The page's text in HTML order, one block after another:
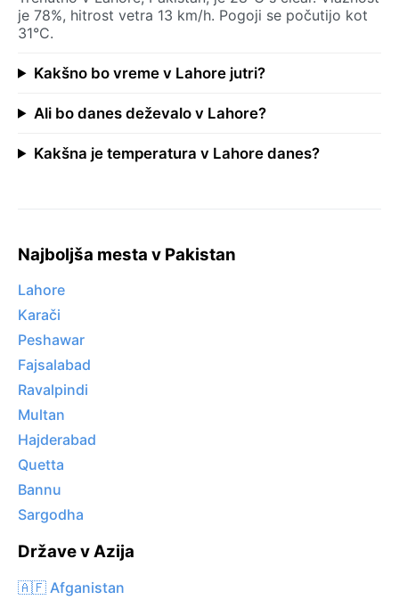
je 78%, hitrost vetra 13 km/h. Pogoji se počutijo kot
31°C.
Kakšno bo vreme v Lahore jutri?
Ali bo danes deževalo v Lahore?
Kakšna je temperatura v Lahore danes?
Najboljša mesta v Pakistan
Lahore
Karači
Peshawar
Fajsalabad
Ravalpindi
Multan
Hajderabad
Quetta
Bannu
Sargodha
Države v Azija
🇦🇫 Afganistan